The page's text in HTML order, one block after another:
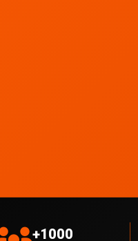
+1000